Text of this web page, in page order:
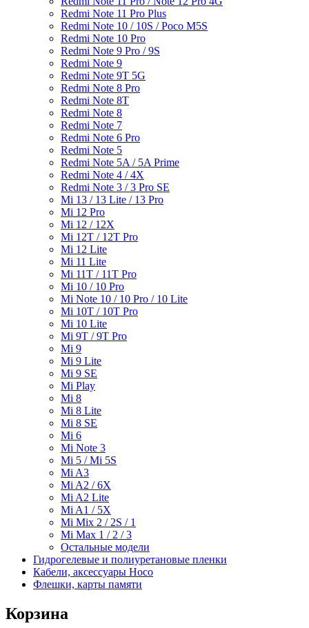
Redmi Note 11 Pro Plus
Redmi Note 10 / 10S / Poco M5S
Redmi Note 10 Pro
Redmi Note 9 Pro / 9S
Redmi Note 9
Redmi Note 9T 5G
Redmi Note 8 Pro
Redmi Note 8T
Redmi Note 8
Redmi Note 7
Redmi Note 6 Pro
Redmi Note 5
Redmi Note 5A / 5A Prime
Redmi Note 4 / 4X
Redmi Note 3 / 3 Pro SE
Mi 13 / 13 Lite / 13 Pro
Mi 12 Pro
Mi 12 / 12X
Mi 12T / 12T Pro
Mi 12 Lite
Mi 11 Lite
Mi 11T / 11T Pro
Mi 10 / 10 Pro
Mi Note 10 / 10 Pro / 10 Lite
Mi 10T / 10T Pro
Mi 10 Lite
Mi 9T / 9T Pro
Mi 9
Mi 9 Lite
Mi 9 SE
Mi Play
Mi 8
Mi 8 Lite
Mi 8 SE
Mi 6
Mi Note 3
Mi 5 / Mi 5S
Mi A3
Mi A2 / 6X
Mi A2 Lite
Mi A1 / 5X
Mi Mix 2 / 2S / 1
Mi Max 1 / 2 / 3
Остальные модели
Гидрогелевые и полиуретановые пленки
Кабели, аксессуары Hoco
Флешки, карты памяти
Корзина